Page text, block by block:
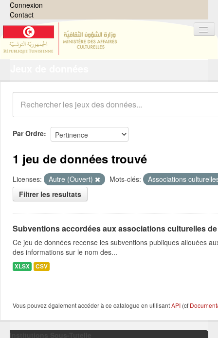
Connexion
Contact
Organisations
Groupes
Demandes 0
À propos
Par Ordre
1 jeu de données trouvé
Licenses: Autre (Ouvert) Mots-clés:
Associations
Filtrer les resultats
Subventions accordées aux associations culturelles
Ce jeu de données recense les subventions publiques allouées
des informations sur le nom des...
XLSX CSV
Vous pouvez également accéder à ce catalogue en utilisantAPI (cf